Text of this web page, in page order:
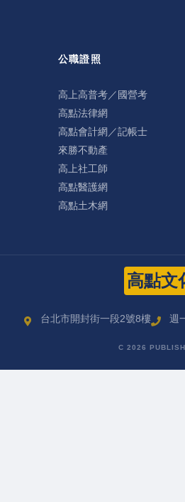
公職證照
高上高普考／國營考
高點法律網
高點會計網／記帳士
來勝不動產
高上社工師
高點醫護網
高點土木網
高點文
台北市開封街一段2號8樓 週
C 2026